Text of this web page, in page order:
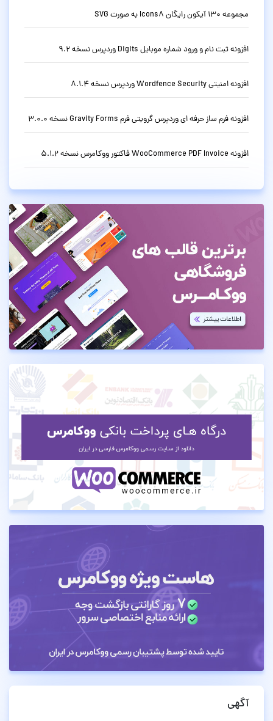
مجموعه 130 آیکون رایگان Icons8 به صورت SVG
افزونه ثبت نام و ورود شماره موبایل Digits وردپرس نسخه 9.2
افزونه امنیتی Wordfence Security وردپرس نسخه 8.1.4
افزونه فرم ساز حرفه ای وردپرس گرویتی فرم Gravity Forms نسخه 3.0.0
افزونه WooCommerce PDF Invoice فاکتور ووکامرس نسخه 5.1.2
آگهی